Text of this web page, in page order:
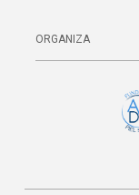
ORGANIZA